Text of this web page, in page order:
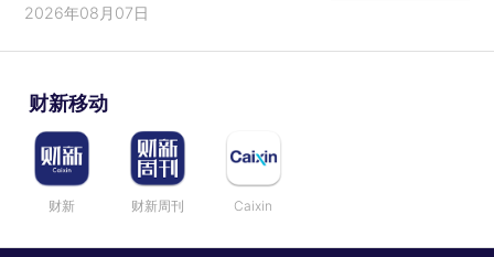
2026年08月07日
财新移动
财新 财新周刊 Caixin